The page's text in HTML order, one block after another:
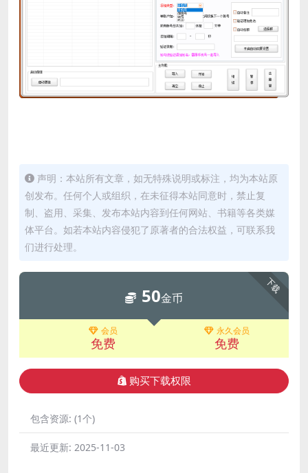
声明：本站所有文章，如无特殊说明或标注，均为本站原
创发布。任何个人或组织，在未征得本站同意时，禁止复
制、盗用、采集、发布本站内容到任何网站、书籍等各类媒
体平台。如若本站内容侵犯了原著者的合法权益，可联系我
们进行处理。
下载
50金币
会员
免费
永久会员
免费
购买下载权限
包含资源: (1个)
最近更新: 2025-11-03